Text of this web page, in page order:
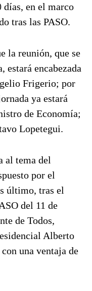
en el marco
tras las PASO.
la reunión, que se
estará encabezada
Frigerio; por
ya estará
de Economía;
Lopetegui.
al tema del
por el
último, tras el
del 11 de
de Todos,
Alberto
una ventaja de